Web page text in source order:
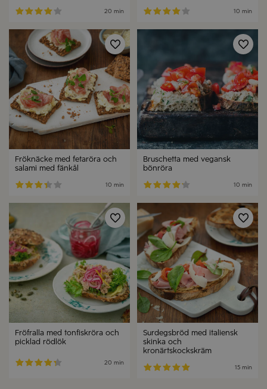
20 min 10 min
Fröknäcke med fetaröra och
salami med fänkål
10 min
Bruschetta med vegansk
bönröra
10 min
Fröfralla med tonfiskröra och
picklad rödlök
20 min
Surdegsbröd med italiensk
skinka och
kronärtskockskräm
15 min